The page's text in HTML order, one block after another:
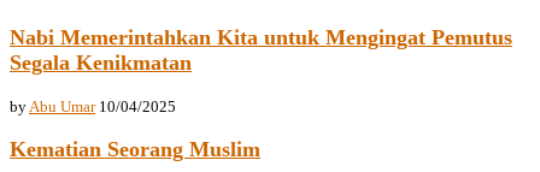
Nabi Memerintahkan Kita untuk Mengingat Pemutus
Segala Kenikmatan
by Abu Umar 10/04/2025
Kematian Seorang Muslim